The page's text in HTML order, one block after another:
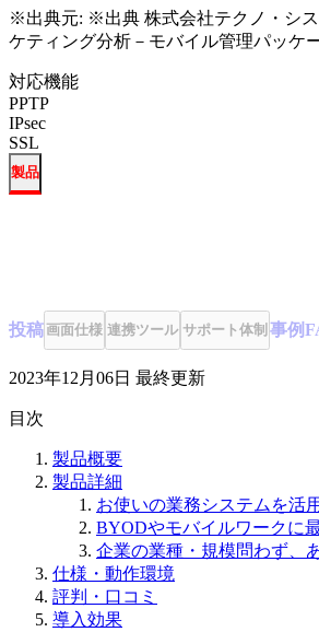
※出典元: ※出典 株式会社テクノ・シ
ケティング分析－モバイル管理パッケ
対応機能
PPTP
IPsec
SSL
製品
投稿画面仕様 連携ツール サポート体制 事例
2023年12月06日 最終更新
目次
製品概要
製品詳細
お使いの業務システムを活
BYODやモバイルワークに
企業の業種・規模問わず、
仕様・動作環境
評判・口コミ
導入効果